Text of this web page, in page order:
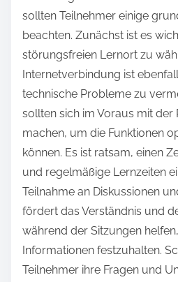
sollten Teilnehmer einige
beachten. Zunächst ist es
störungsfreien Lernort zu
Internetverbindung ist
technische Probleme zu
sollten sich im Voraus mit
machen, um die Funktionen
können. Es ist ratsam, einen
und regelmäßige Lernzeiten
Teilnahme an Diskussionen
fördert das Verständnis und
während der Sitzungen
Informationen festzuhalten.
Teilnehmer ihre Fragen und